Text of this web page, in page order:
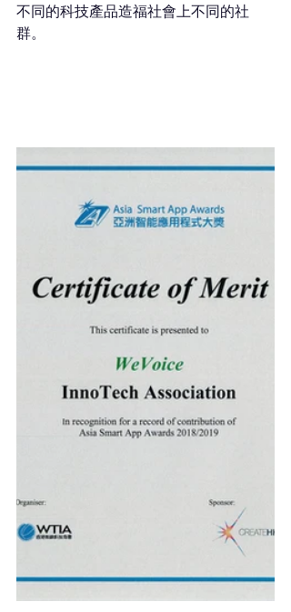
不同的科技產品造福社會上不同的社
群。